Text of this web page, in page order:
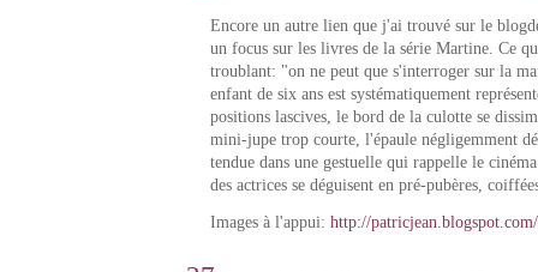
Encore un autre lien que j'ai trouvé sur le
un focus sur les livres de la série Martine. Ce
troublant: "on ne peut que s'interroger sur la
enfant de six ans est systématiquement
positions lascives, le bord de la culotte se
mini-jupe trop courte, l'épaule négligemment
tendue dans une gestuelle qui rappelle le
des actrices se déguisent en pré-pubères,
Images à l'appui: http://